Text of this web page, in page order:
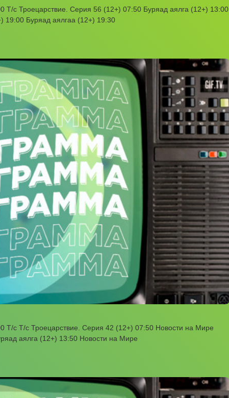
с Троецарствие. Серия 56 (12+) 07:50 Буряад аялга (12+) 13:00
19:00 Буряад аялгаа (12+) 19:30
с Т/с Троецарствие. Серия 42 (12+) 07:50 Новости на Мире
аялга (12+) 13:50 Новости на Мире